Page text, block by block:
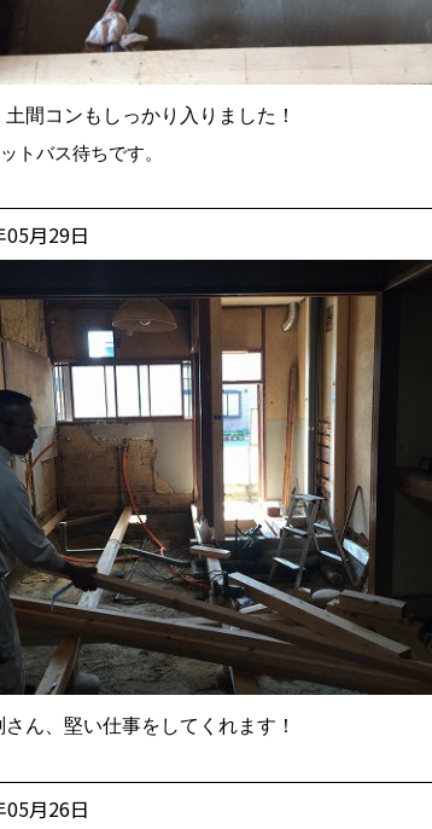
間コンもしっかり入りました！
トバス待ちです。
月29日
ん、堅い仕事をしてくれます！
月26日